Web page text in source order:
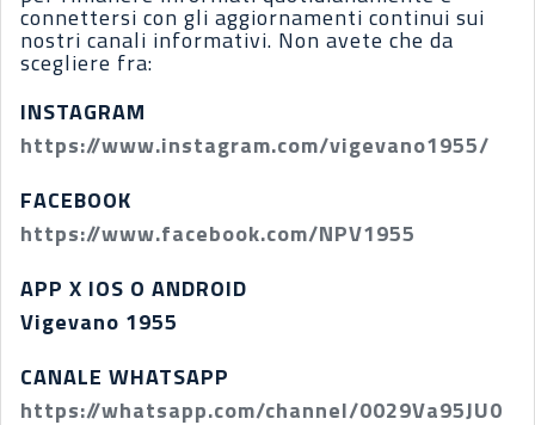
connettersi con gli aggiornamenti continui sui
nostri canali informativi. Non avete che da
scegliere fra:
INSTAGRAM
https://www.instagram.com/vigevano1955/
FACEBOOK
https://www.facebook.com/NPV1955
APP X IOS O ANDROID
Vigevano 1955
CANALE WHATSAPP
https://whatsapp.com/channel/0029Va95JU0